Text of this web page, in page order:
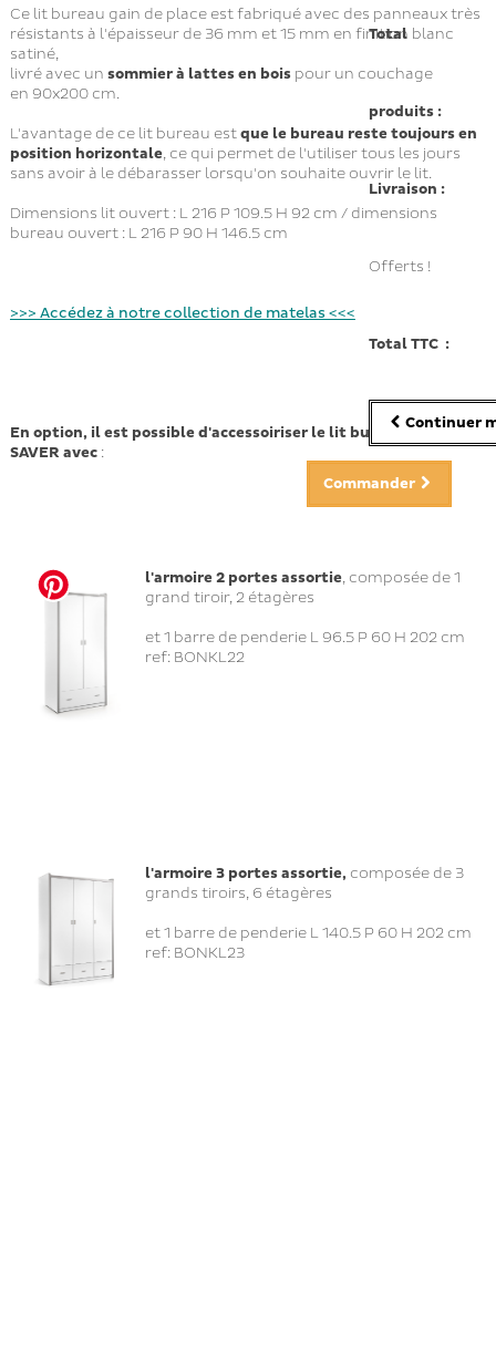
Total
produits :
Livraison :
Offerts !
Total TTC :
Continuer
Commander
Ce lit bureau gain de place est fabriqué avec des panneaux très
résistants à l'épaisseur de 36 mm et 15 mm en finition blanc
satiné,
livré avec un sommier à lattes en boispour un couchage
en 90x200 cm.
L'avantage de ce lit bureau estque le bureau reste toujours en
position horizontale, ce qui permet de l'utiliser tous les jours
sans avoir à le débarasser lorsqu'on souhaite ouvrir le lit.
Dimensions lit ouvert : L 216 P 109.5 H 92 cm / dimensions
bureau ouvert : L 216 P 90 H 146.5 cm
>>> Accédez à notre collection de matelas <<<
En option, il est possible d'accessoiriser le lit bureau SPACE
SAVER avec:
l'armoire 2 portes assortie, composée de 1
grand tiroir, 2 étagères
et 1 barre de penderie L 96.5 P 60 H 202 cm
ref: BONKL22
l'armoire 3 portes assortie, composée de 3
grands tiroirs, 6 étagères
et 1 barre de penderie L 140.5 P 60 H 202 cm
ref: BONKL23